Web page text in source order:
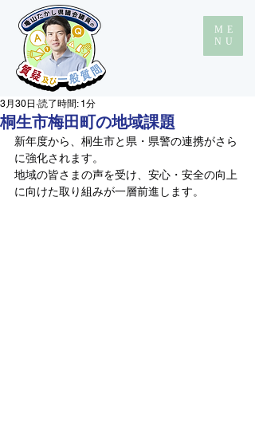
ME
NU
桐生市梅田町の地域課題
3月30日 読了時間: 1分
新年度から、桐生市と県・県警の連携がさら
に強化されます。
地域の皆さまの声を受け、安心・安全の向上
に向けた取り組みが一層前進します。